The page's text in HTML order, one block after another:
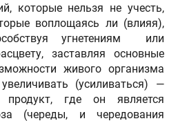
которые нельзя не учесть,
воплощаясь ли (влияя),
угнетениям или
заставляя основные
живого организма
(усиливаться) —
продукт, где он является
(череды, и чередования